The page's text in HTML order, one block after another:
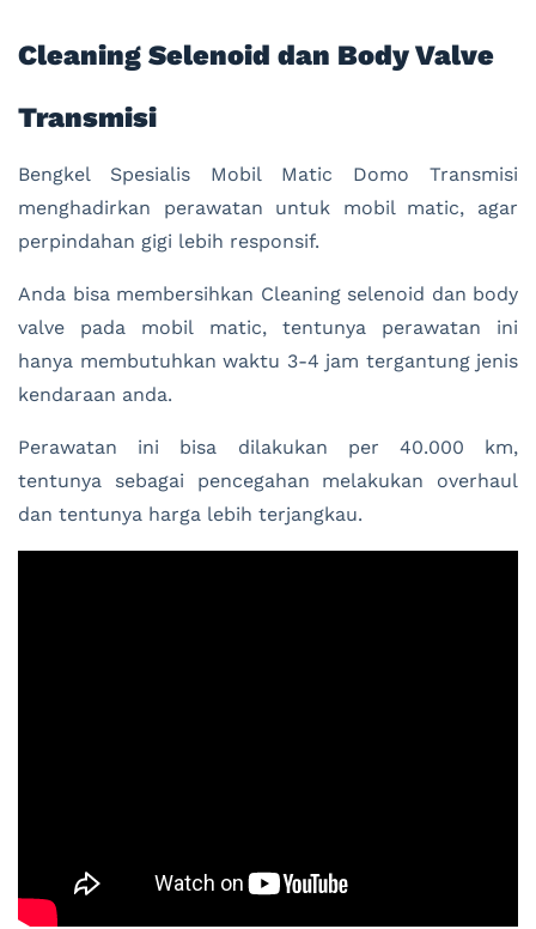
Cleaning Selenoid dan Body Valve
Transmisi
Bengkel Spesialis Mobil Matic Domo Transmisi
menghadirkan perawatan untuk mobil matic, agar
perpindahan gigi lebih responsif.
Anda bisa membersihkan Cleaning selenoid dan body
valve pada mobil matic, tentunya perawatan ini
hanya membutuhkan waktu 3-4 jam tergantung jenis
kendaraan anda.
Perawatan ini bisa dilakukan per 40.000 km,
tentunya sebagai pencegahan melakukan overhaul
dan tentunya harga lebih terjangkau.